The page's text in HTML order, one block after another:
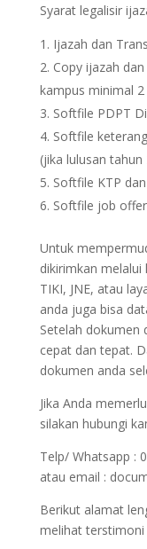
Syarat legalisir
Ijazah dan
Copy ijazah
kampus minimal 2
Softfile PDPT
Softfile
(jika lulusan
Softfile KTP
Softfile job
Untuk
dikirimkan
TIKI, JNE, atau
anda juga bisa
Setelah dokumen
cepat dan tepat.
dokumen anda
Jika Anda
silakan hubungi
Telp/ Whatsapp :
atau email :
Berikut alamat
melihat